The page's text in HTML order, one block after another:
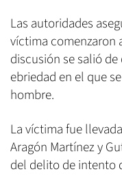
Las autoridades
víctima comenzaron
discusión se salió
ebriedad en el que
hombre.
La víctima fue
Aragón Martínez y
del delito de intento